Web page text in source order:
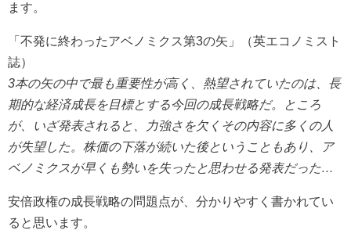
ます。
「不発に終わったアベノミクス第3の矢」（英エコノミスト
誌）
3本の矢の中で最も重要性が高く、熱望されていたのは、長
期的な経済成長を目標とする今回の成長戦略だ。ところ
が、いざ発表されると、力強さを欠くその内容に多くの人
が失望した。株価の下落が続いた後ということもあり、ア
ベノミクスが早くも勢いを失ったと思わせる発表だった…
安倍政権の成長戦略の問題点が、分かりやすく書かれてい
ると思います。